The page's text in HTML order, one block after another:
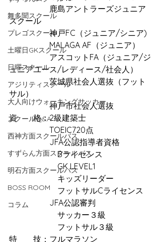
舞多聞スクール
プレゴスクール
土曜日GKスクール
日曜スクール
アジリティスクール
大人向けウォーキングサッカー
スクールQ&A
西神方面スクールバス
すずらん方面スクールバス
明石方面スクールバス
BOSS ROOM
コラム
鹿島アントラーズジュニア
スクール
神戸FC（ジュニア/シニア)
MALAGA AF（ジュニア）
アスコットFA（ジュニア/ジ
ュニアユース/レディース/社会人）
茨城県社会人選抜（フット
サル）
神戸市社会人選抜
資　　格：2級建築士
TOEIC720点
JFA公認指導者資格
Bライセンス
GK LEVEL1
キッズリーダー
フットサルCライセンス
JFA公認審判
サッカー３級
フットサル３級
特　　技：フルマラソン